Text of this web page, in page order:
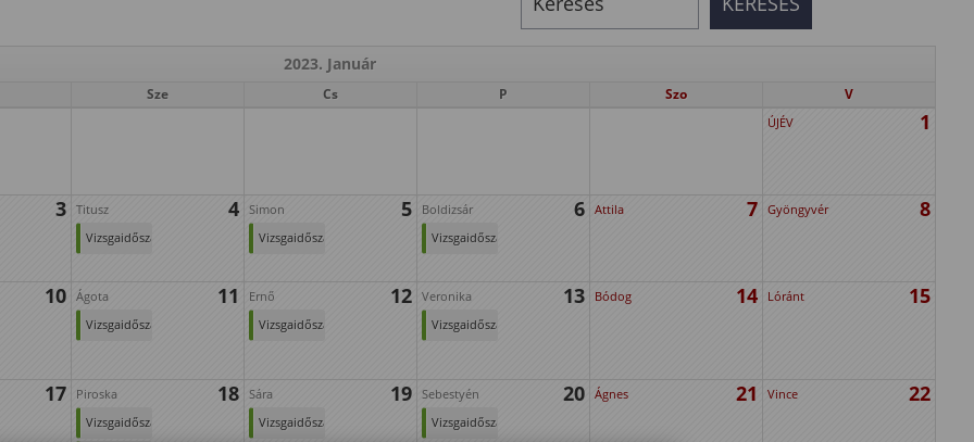
2023. Január
Sze Cs P Szo V
ÚJÉV 1
3 Titusz 4
Vizsgaidőszak
Simon 5
Vizsgaidőszak
Boldizsár 6
Vizsgaidőszak
Attila 7 Gyöngyvér 8
10 Ágota 11
Vizsgaidőszak
Ernő 12
Vizsgaidőszak
Veronika 13
Vizsgaidőszak
Bódog 14 Lóránt 15
17 Piroska 18
Vizsgaidőszak
Sára 19
Vizsgaidőszak
Sebestyén 20
Vizsgaidőszak
Ágnes 21 Vince 22